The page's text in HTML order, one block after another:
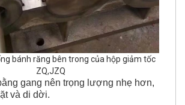
bánh răng bên trong của hộp giảm tốc
ZQ,JZQ
gang nên trọng lượng nhẹ hơn,
và di dời.